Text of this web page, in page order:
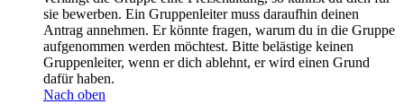
sie bewerben. Ein Gruppenleiter muss daraufhin deinen
Antrag annehmen. Er könnte fragen, warum du in die Gruppe
aufgenommen werden möchtest. Bitte belästige keinen
Gruppenleiter, wenn er dich ablehnt, er wird einen Grund
dafür haben.
Nach oben